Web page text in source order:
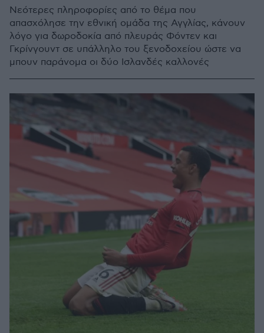
Νεότερες πληροφορίες από το θέμα που
απασχόλησε την εθνική ομάδα της Αγγλίας, κάνουν
λόγο για δωροδοκία από πλευράς Φόντεν και
Γκρίνγουντ σε υπάλληλο του ξενοδοχείου ώστε να
μπουν παράνομα οι δύο Ισλανδές καλλονές